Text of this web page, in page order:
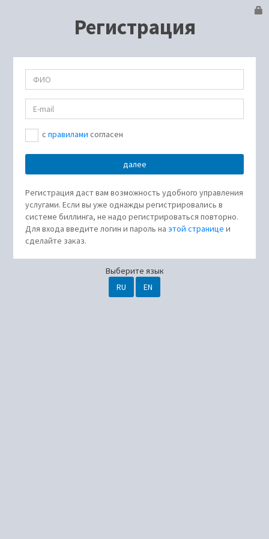
Регистрация
cправилами согласен
Регистрация даст вам возможность удобного управления
услугами. Если вы уже однажды регистрировались в
системе биллинга, не надо регистрироваться повторно.
Для входа введите логин и пароль на этой странице и
сделайте заказ.
Выберите язык